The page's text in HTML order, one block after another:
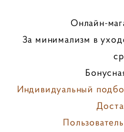
Онлайн-
За минимализм в
Индивидуальный